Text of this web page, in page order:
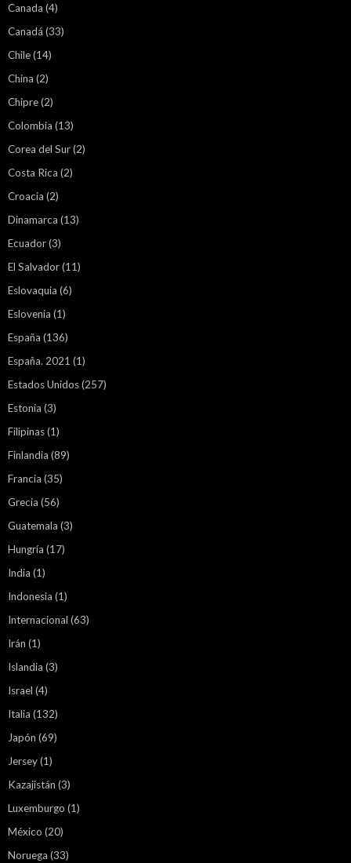
Canada (4)
Canadá (33)
Chile(14)
China (2)
Chipre(2)
Colombia (13)
Corea del Sur(2)
Costa Rica (2)
Croacia (2)
Dinamarca (13)
Ecuador(3)
El Salvador(11)
Eslovaquia (6)
Eslovenia (1)
España (136)
España. 2021 (1)
Estados Unidos(257)
Estonia (3)
Filipinas(1)
Finlandia (89)
Francia (35)
Grecia (56)
Guatemala (3)
Hungría (17)
India (1)
Indonesia (1)
Internacional (63)
Irán (1)
Islandia (3)
Israel (4)
Italia (132)
Japón (69)
Jersey(1)
Kazajistán (3)
Luxemburgo (1)
México (20)
Noruega (33)